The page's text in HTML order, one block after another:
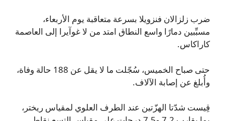
ضرب زلزالان فنزويلا بسرعة متعاقبة يوم الأربعاء،
مسبِّبين دمارًا واسع النطاق امتد من لا غوآيرا إلى العاصمة
كاراكاس.
حتى صباح الخميس، سُجّلت ما لا يقل عن 188 حالة وفاة،
وأُبلغ عن إصابة الآلاف.
قِيست شدّتا الهزّتين عند الطرف العلوي لمقياس ريختر،